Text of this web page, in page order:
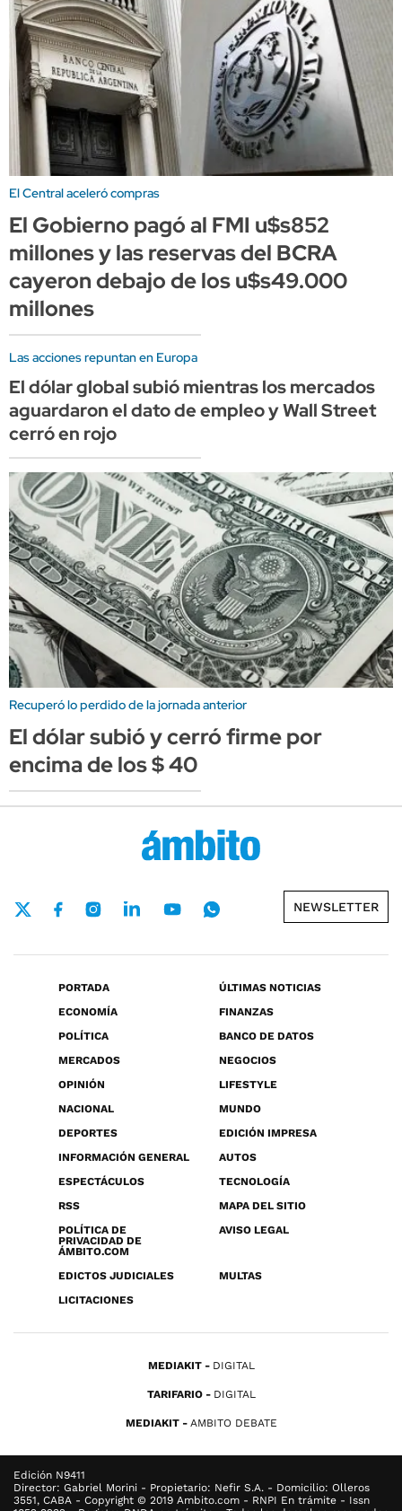
El Central aceleró compras
El Gobierno pagó al FMI u$s852
millones y las reservas del BCRA
cayeron debajo de los u$s49.000
millones
Las acciones repuntan en Europa
El dólar global subió mientras los mercados
aguardaron el dato de empleo y Wall Street
cerró en rojo
Recuperó lo perdido de la jornada anterior
El dólar subió y cerró firme por
encima de los $ 40
NEWSLETTER
PORTADA
ÚLTIMAS NOTICIAS
ECONOMÍA
FINANZAS
POLÍTICA
BANCO DE DATOS
MERCADOS
NEGOCIOS
OPINIÓN
LIFESTYLE
NACIONAL
MUNDO
DEPORTES
EDICIÓN IMPRESA
INFORMACIÓN GENERAL
AUTOS
ESPECTÁCULOS
TECNOLOGÍA
RSS
MAPA DEL SITIO
POLÍTICA DE
PRIVACIDAD DE
ÁMBITO.COM
AVISO LEGAL
EDICTOS JUDICIALES
MULTAS
LICITACIONES
MEDIAKIT DIGITAL
TARIFARIO DIGITAL
MEDIAKIT AMBITO DEBATE
Edición N9411
Director: Gabriel Morini - Propietario: Nefir S.A. - Domicilio: Olleros
3551, CABA - Copyright © 2019 Ambito.com - RNPI En trámite - Issn